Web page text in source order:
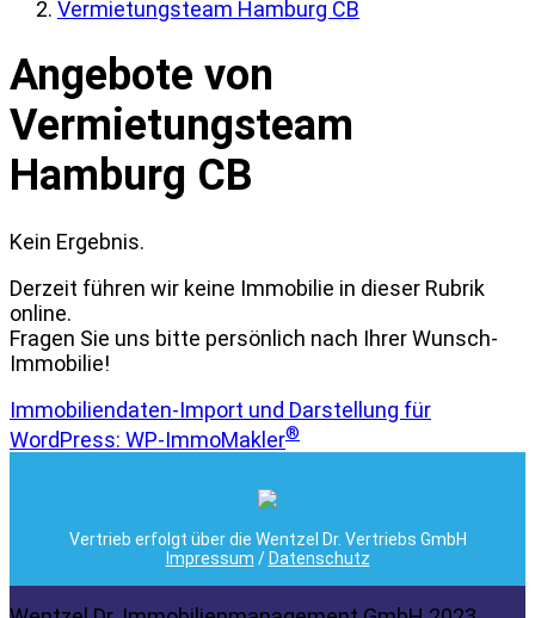
Vermietungsteam Hamburg CB
Angebote von
Vermietungsteam
Hamburg CB
Kein Ergebnis.
Derzeit führen wir keine Immobilie in dieser Rubrik
online.
Fragen Sie uns bitte persönlich nach Ihrer Wunsch-
Immobilie!
Immobiliendaten-Import und Darstellung für
WordPress: WP-ImmoMakler®
Vertrieb erfolgt über die Wentzel Dr. Vertriebs GmbH
Impressum / Datenschutz